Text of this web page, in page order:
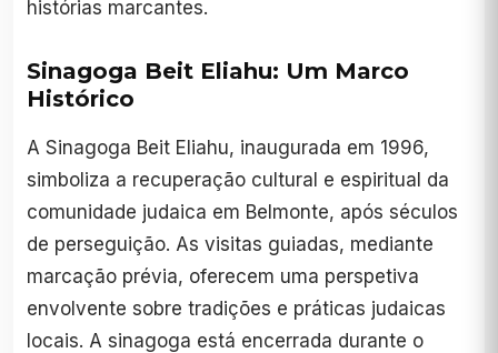
histórias marcantes.
Sinagoga Beit Eliahu: Um Marco
Histórico
A Sinagoga Beit Eliahu, inaugurada em 1996,
simboliza a recuperação cultural e espiritual da
comunidade judaica em Belmonte, após séculos
de perseguição. As visitas guiadas, mediante
marcação prévia, oferecem uma perspetiva
envolvente sobre tradições e práticas judaicas
locais. A sinagoga está encerrada durante o